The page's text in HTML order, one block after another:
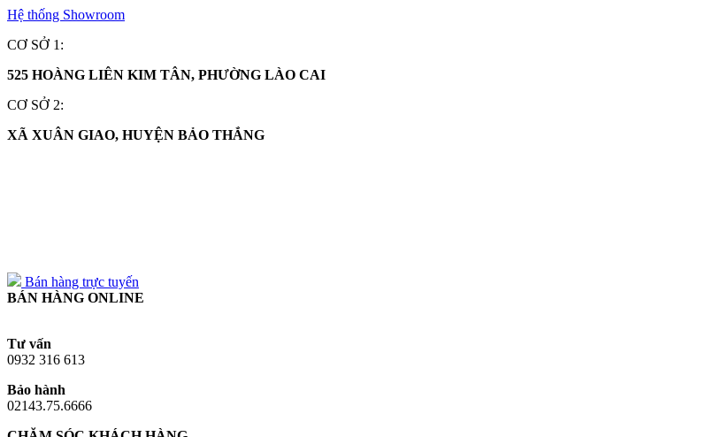
Hệ thống Showroom
CƠ SỞ 1:
525 HOÀNG LIÊN KIM TÂN, PHƯỜNG LÀO CAI
CƠ SỞ 2:
XÃ XUÂN GIAO, HUYỆN BẢO THẮNG
Bán hàng trực tuyến
BÁN HÀNG ONLINE
Tư vấn
0932 316 613
Bảo hành
02143.75.6666